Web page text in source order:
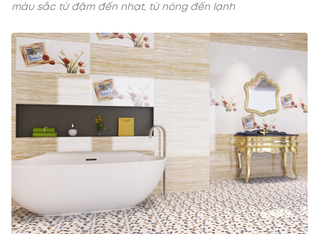
màu sắc từ đậm đến nhạt, từ nóng đến lạnh